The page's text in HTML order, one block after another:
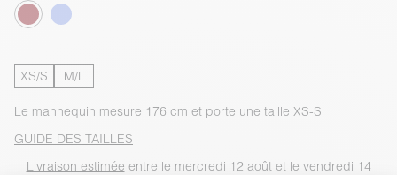
XS/S M/L
Le mannequin mesure 176 cm et porte une taille XS-S
GUIDE DES TAILLES
Livraison estimée entre le mercredi 12 août et le vendredi 14